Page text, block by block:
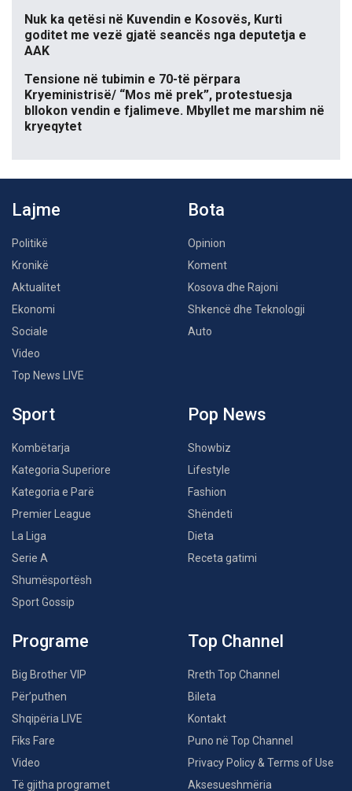
Nuk ka qetësi në Kuvendin e Kosovës, Kurti
goditet me vezë gjatë seancës nga deputetja e
AAK
Tensione në tubimin e 70-të përpara
Kryeministrisë/ “Mos më prek”, protestuesja
bllokon vendin e fjalimeve. Mbyllet me marshim në
kryeqytet
Lajme
Politikë
Kronikë
Aktualitet
Ekonomi
Sociale
Video
Top News LIVE
Bota
Opinion
Koment
Kosova dhe Rajoni
Shkencë dhe Teknologji
Auto
Sport
Kombëtarja
Kategoria Superiore
Kategoria e Parë
Premier League
La Liga
Serie A
Shumësportësh
Sport Gossip
Pop News
Showbiz
Lifestyle
Fashion
Shëndeti
Dieta
Receta gatimi
Programe
Big Brother VIP
Për’puthen
Shqipëria LIVE
Fiks Fare
Video
Të gjitha programet
Top Channel
Rreth Top Channel
Bileta
Kontakt
Puno në Top Channel
Privacy Policy & Terms of Use
Aksesueshmëria